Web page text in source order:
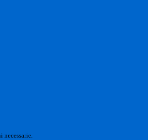
necessarie.